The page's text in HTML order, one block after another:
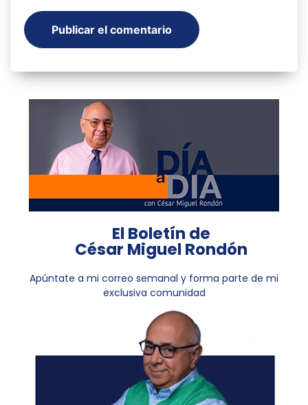
El Boletín de
César Miguel Rondón
Apúntate a mi correo semanal y forma parte de mi
exclusiva comunidad